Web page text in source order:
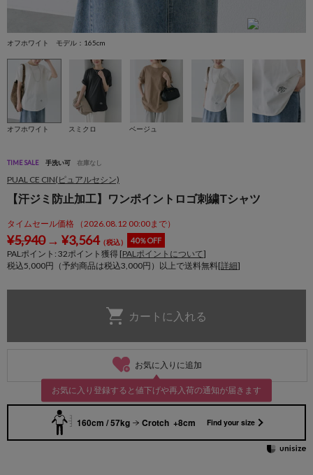
オフホワイト モデル：165cm
オフホワイト スミクロ ベージュ
TIME SALE 手洗い可 在庫なし
PUAL CE CIN(ピュアルセシン)
【汗ジミ防止加工】ワンポイントロゴ刺繍Tシャツ
タイムセール価格 （2026.08.12 00:00まで）
¥5,940→ ¥3,564（税込） 40％OFF
PALポイント: 32ポイント獲得 [PALポイントについて]
税込5,000円（予約商品は税込3,000円）以上で送料無料[詳細]
お気に入りに追加
お気に入り登録すると値下げや再入荷の通知が届きます
160cm / 57kg Crotch +8cm Find your size